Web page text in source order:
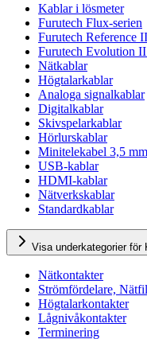
Kablar i lösmeter
Furutech Flux-serien
Furutech Reference
Furutech Evolution II
Nätkablar
Högtalarkablar
Analoga signalkablar
Digitalkablar
Skivspelarkablar
Hörlurskablar
Minitelekabel 3,5 mm
USB-kablar
HDMI-kablar
Nätverkskablar
Standardkablar
Visa underkategorier för
Nätkontakter
Strömfördelare,
Högtalarkontakter
Lågnivåkontakter
Terminering